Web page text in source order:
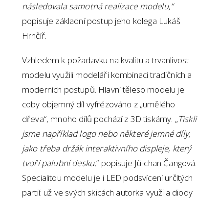
následovala samotná realizace modelu,“
popisuje základní postup jeho kolega Lukáš
Hrnčíř.
Vzhledem k požadavku na kvalitu a trvanlivost
modelu využili modeláři kombinaci tradičních a
moderních postupů. Hlavní těleso modelu je
coby objemný díl vyfrézováno z „umělého
dřeva“, mnoho dílů pochází z 3D tiskárny. „Tiskli
jsme například logo nebo některé jemné díly,
jako třeba držák interaktivního displeje, který
tvoří palubní desku,“ popisuje Jü-chan Čangová.
Specialitou modelu je i LED podsvícení určitých
partií: už ve svých skicách autorka využila diody